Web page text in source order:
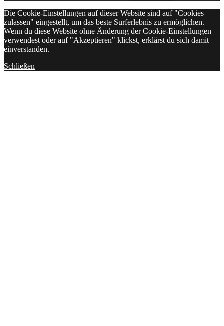
Die Cookie-Einstellungen auf dieser Website sind auf "Cookies
zulassen" eingestellt, um das beste Surferlebnis zu ermöglichen.
Wenn du diese Website ohne Änderung der Cookie-Einstellungen
verwendest oder auf "Akzeptieren" klickst, erklärst du sich damit
einverstanden.
Schließen